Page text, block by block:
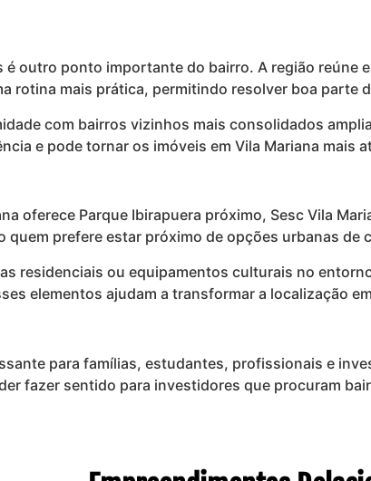
outro ponto importante do bairro. A região
rotina mais prática, permitindo resolver boa parte
com bairros vizinhos mais consolidados
e pode tornar os imóveis em Vila Mariana mais
oferece Parque Ibirapuera próximo, Sesc Vila
quem prefere estar próximo de opções urbanas
residenciais ou equipamentos culturais no
elementos ajudam a transformar a localização
para famílias, estudantes, profissionais e
fazer sentido para investidores que procuram